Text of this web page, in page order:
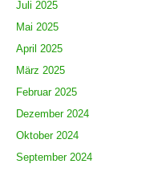
Juli 2025
Mai 2025
April 2025
März 2025
Februar 2025
Dezember 2024
Oktober 2024
September 2024